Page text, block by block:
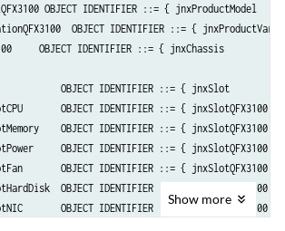
OBJECT IDENTIFIER ::= { jnxProductModel
OBJECT IDENTIFIER ::= {
OBJECT IDENTIFIER ::= { jnxChassis
OBJECT IDENTIFIER ::= { jnxSlot
OBJECT IDENTIFIER ::= { jnxSlotQFX3100
OBJECT IDENTIFIER ::= { jnxSlotQFX3100
OBJECT IDENTIFIER ::= { jnxSlotQFX3100
OBJECT IDENTIFIER ::= { jnxSlotQFX3100
OBJECT IDENTIFIER ::= { jnxSlotQFX3100
Show more